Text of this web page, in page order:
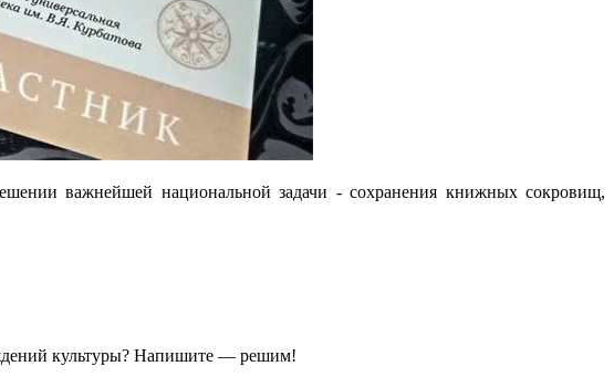
важнейшей национальной задачи - сохранения книжных сокровищ,
культуры? Напишите — решим!